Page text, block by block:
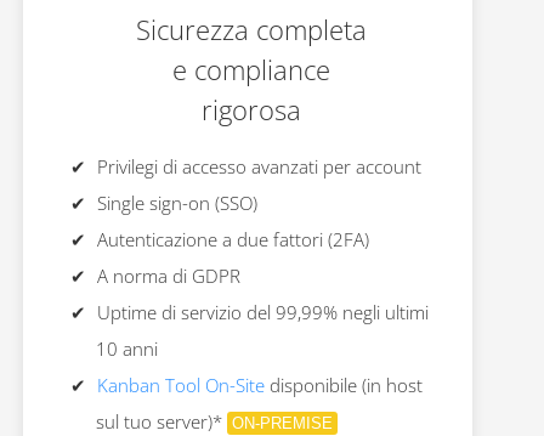
Sicurezza completa
e compliance
rigorosa
Privilegi di accesso avanzati per account
Single sign-on (SSO)
Autenticazione a due fattori (2FA)
A norma di GDPR
Uptime di servizio del 99,99% negli ultimi
10 anni
Kanban Tool On-Site disponibile (in host
sul tuo server)* ON-PREMISE